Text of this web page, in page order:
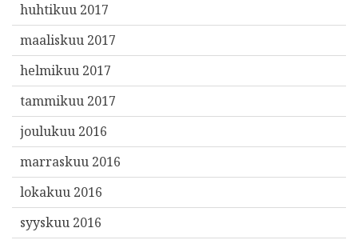
huhtikuu 2017
maaliskuu 2017
helmikuu 2017
tammikuu 2017
joulukuu 2016
marraskuu 2016
lokakuu 2016
syyskuu 2016